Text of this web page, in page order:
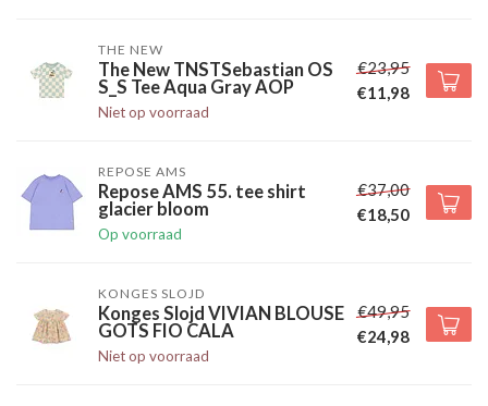
THE NEW
The New TNSTSebastian OS
S_S Tee Aqua Gray AOP
Niet op voorraad
€23,95
€11,98
REPOSE AMS
Repose AMS 55. tee shirt
glacier bloom
Op voorraad
€37,00
€18,50
KONGES SLOJD
Konges Slojd VIVIAN BLOUSE
GOTS FIO CALA
Niet op voorraad
€49,95
€24,98